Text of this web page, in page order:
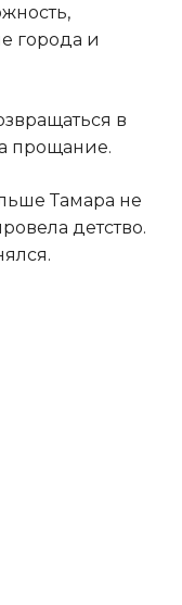
города и
в
прощание.
Тамара не
детство.